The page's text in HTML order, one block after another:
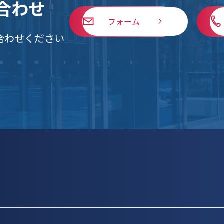
わせ
わせください
フォーム